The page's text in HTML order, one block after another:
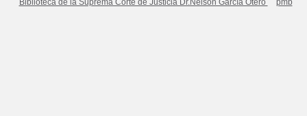
Biblioteca de la Suprema Corte de Justicia Dr.Nelson García Otero pmb